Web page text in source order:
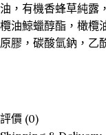
油，有機香蜂草純露
欖油鯨蠟醇酯，橄欖
原膠，碳酸氫鈉，乙
評價 (0)